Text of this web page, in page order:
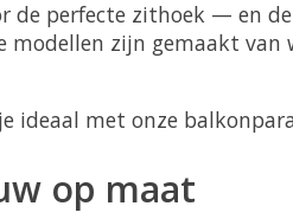
perfecte zithoek — en
zijn gemaakt
met onze
op maat